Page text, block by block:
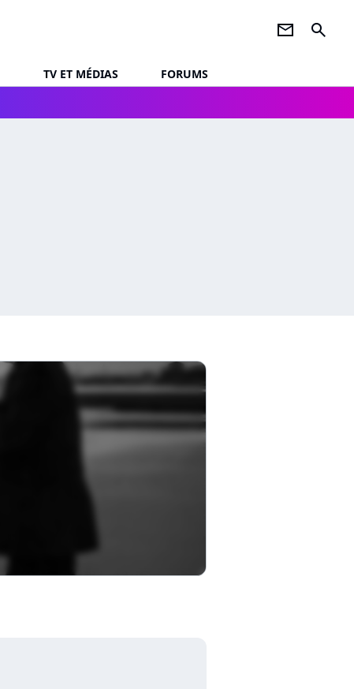
newsletter search
TV ET MÉDIAS
FORUMS